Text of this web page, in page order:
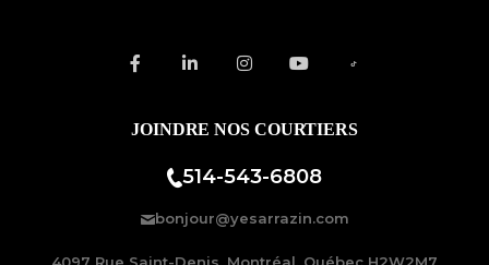
JOINDRE NOS COURTIERS
514-543-6808
bonjour@yesarrazin.com